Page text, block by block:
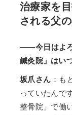
治療家を
される父の
——今日はよろ
鍼灸院」はい
坂爪さん ：も
っていたんで
整骨院」で働